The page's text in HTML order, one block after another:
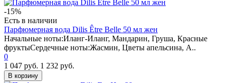
-15%
Есть в наличии
Парфюмерная вода Dilis Être Belle 50 мл жен
Начальные ноты:Иланг-Иланг, Мандарин, Груша, Красные
фруктыСердечные ноты:Жасмин, Цветы апельсина, А..
0
1 047 руб. 1 232 руб.
В корзину